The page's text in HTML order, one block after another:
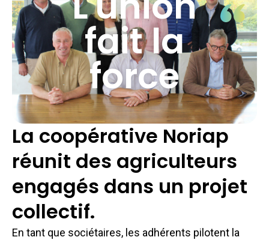
La coopérative Noriap
réunit des agriculteurs
engagés dans un projet
collectif.
En tant que sociétaires, les adhérents pilotent la
fait la
force